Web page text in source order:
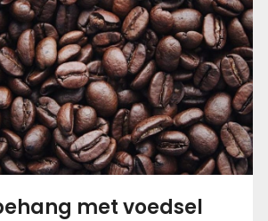
met voedsel